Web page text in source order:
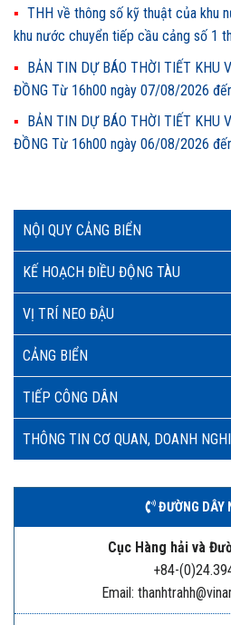
NỘI QUY CẢNG BIỂN
KẾ HOẠCH ĐIỀU ĐỘNG TÀU
VỊ TRÍ NEO ĐẬU
CẢNG BIỂN
TIẾP CÔNG DÂN
THÔNG TIN CƠ QUAN, DOANH
ĐƯỜNG DÂY
Cục Hàng hải và
+84-
Email:
THH về thông số kỹ thuật của khu
khu nước chuyển tiếp cầu cảng số 1
BẢN TIN DỰ BÁO THỜI TIẾT KHU
ĐỒNG Từ 16h00 ngày 07/08/2026
BẢN TIN DỰ BÁO THỜI TIẾT KHU
ĐỒNG Từ 16h00 ngày 06/08/2026